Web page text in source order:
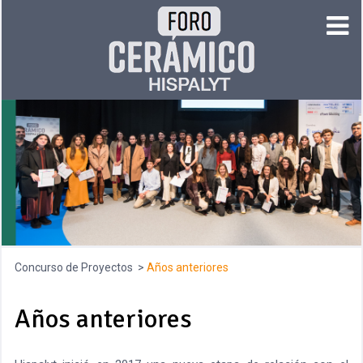
Concurso de Proyectos Años anteriores
Años anteriores